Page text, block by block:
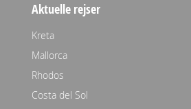
Aktuelle rejser
Kreta
Mallorca
Rhodos
Costa del Sol